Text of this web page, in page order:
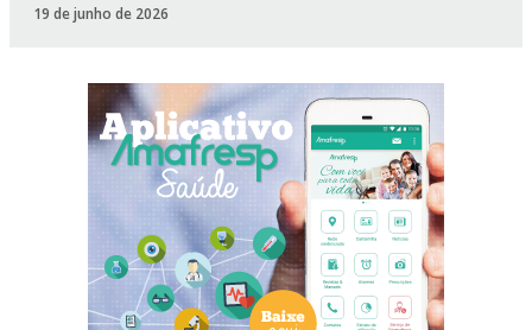
19 de junho de 2026